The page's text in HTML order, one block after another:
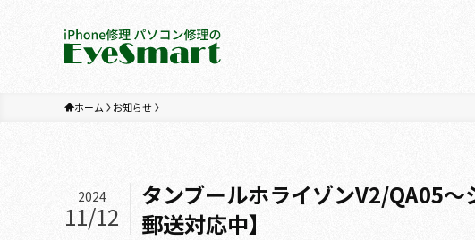
ホーム お知らせ
タンブールホライゾンV2/QA05
郵送対応中】
2024
11/12